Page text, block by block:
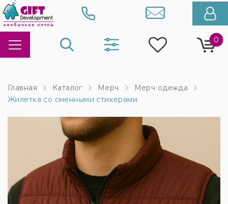
0
Главная Каталог Мерч
Мерч одежда
Жилетка со сменными стикерами